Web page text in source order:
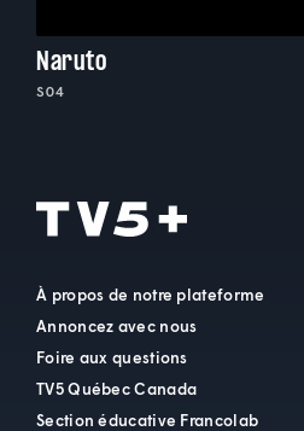
Naruto
S04
À propos de notre plateforme
Annoncez avec nous
Foire aux questions
TV5 Québec Canada
Section éducative Francolab